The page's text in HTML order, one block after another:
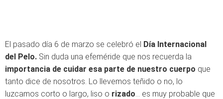
El pasado día 6 de marzo se celebró el Día Internacional
del Pelo. Sin duda una efeméride que nos recuerda la
importancia de cuidar esa parte de nuestro cuerpo que
tanto dice de nosotros. Lo llevemos teñido o no, lo
luzcamos corto o largo, liso o rizado... es muy probable que